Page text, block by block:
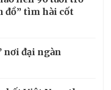
đồ” tìm hài cốt
nơi đại ngàn